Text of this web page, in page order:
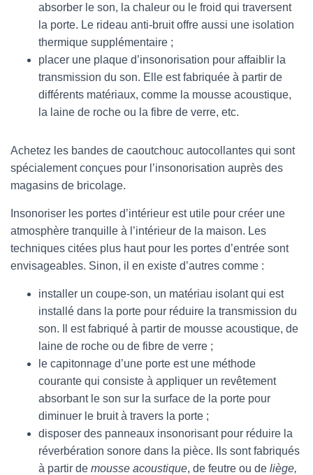
absorber le son, la chaleur ou le froid qui traversent
la porte. Le rideau anti-bruit offre aussi une isolation
thermique supplémentaire ;
placer une plaque d’insonorisation pour affaiblir la
transmission du son. Elle est fabriquée à partir de
différents matériaux, comme la mousse acoustique,
la laine de roche ou la fibre de verre, etc.
Achetez les bandes de caoutchouc autocollantes qui sont
spécialement conçues pour l’insonorisation auprès des
magasins de bricolage.
Insonoriser les portes d’intérieur est utile pour créer une
atmosphère tranquille à l’intérieur de la maison. Les
techniques citées plus haut pour les portes d’entrée sont
envisageables. Sinon, il en existe d’autres comme :
installer un coupe-son, un matériau isolant qui est
installé dans la porte pour réduire la transmission du
son. Il est fabriqué à partir de mousse acoustique, de
laine de roche ou de fibre de verre ;
le capitonnage d’une porte est une méthode
courante qui consiste à appliquer un revêtement
absorbant le son sur la surface de la porte pour
diminuer le bruit à travers la porte ;
disposer des panneaux insonorisant pour réduire la
réverbération sonore dans la pièce. Ils sont fabriqués
à partir de mousse acoustique, de feutre ou de liège,